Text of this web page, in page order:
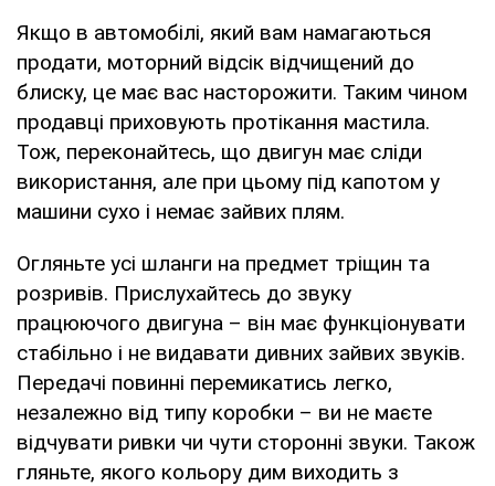
Якщо в автомобілі, який вам намагаються
продати, моторний відсік відчищений до
блиску, це має вас насторожити. Таким чином
продавці приховують протікання мастила.
Тож, переконайтесь, що двигун має сліди
використання, але при цьому під капотом у
машини сухо і немає зайвих плям.
Огляньте усі шланги на предмет тріщин та
розривів. Прислухайтесь до звуку
працюючого двигуна – він має функціонувати
стабільно і не видавати дивних зайвих звуків.
Передачі повинні перемикатись легко,
незалежно від типу коробки – ви не маєте
відчувати ривки чи чути сторонні звуки. Також
гляньте, якого кольору дим виходить з